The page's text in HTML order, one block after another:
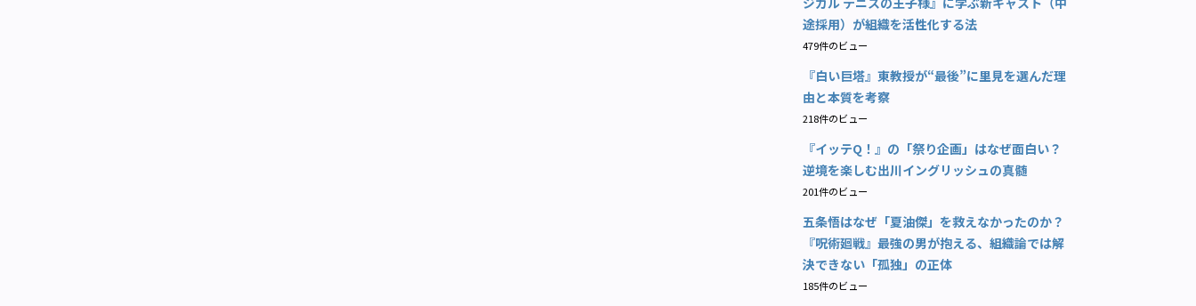
途採用）が組織を活性化する法
479件のビュー
『白い巨塔』東教授が“最後”に里見を選んだ理
由と本質を考察
218件のビュー
『イッテQ！』の「祭り企画」はなぜ面白い？
逆境を楽しむ出川イングリッシュの真髄
201件のビュー
五条悟はなぜ「夏油傑」を救えなかったのか？
『呪術廻戦』最強の男が抱える、組織論では解
決できない「孤独」の正体
185件のビュー